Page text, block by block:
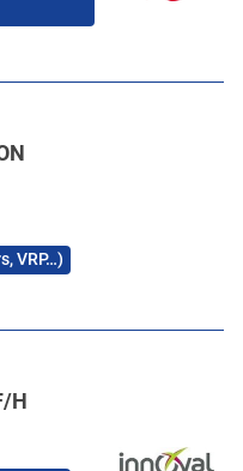
VRP…)
H